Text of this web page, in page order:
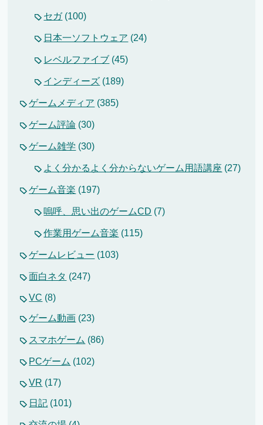
セガ(100)
日本一ソフトウェア (24)
レベルファイブ (45)
インディーズ (189)
ゲームメディア (385)
ゲーム評論 (30)
ゲーム雑学 (30)
よく分かるよく分からないゲーム用語講座 (27)
ゲーム音楽 (197)
嗚呼、思い出のゲームCD (7)
作業用ゲーム音楽 (115)
ゲームレビュー (103)
面白ネタ (247)
VC (8)
ゲーム動画 (23)
スマホゲーム (86)
PCゲーム (102)
VR (17)
日記 (101)